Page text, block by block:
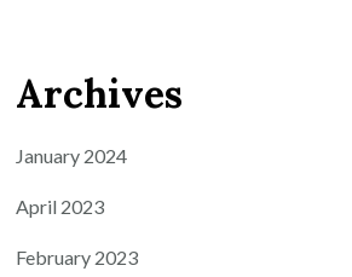
Archives
January 2024
April 2023
February 2023